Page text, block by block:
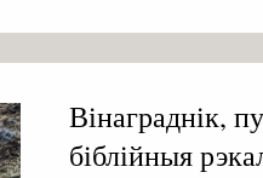
Вінаграднік,
біблійныя